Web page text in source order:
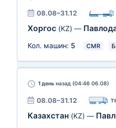
08.08–31.12
Хоргос (KZ) —
Кол. машин: 5 CMR
1 день назад (04:46 06.08)
08.08–31.12
Казахстан (KZ) —